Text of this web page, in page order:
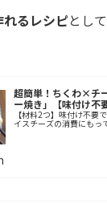
るレシピとし
超簡単！ちくわ×チ
ー焼き」【味付け不要
【材料2つ】味付け不要
イスチーズの消費にもっ